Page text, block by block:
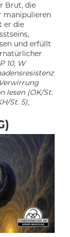
Brut, die
manipulieren
er die
und erfüllt
10, W
lesen (OK/St.
St. 5),